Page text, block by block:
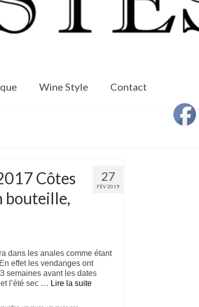
Wine Style Contact
27
FÉV 2019
Côtes
bouteille,
dans les anales comme étant
effet les vendanges ont
semaines avant les dates
l’été sec … Lire la suite­­